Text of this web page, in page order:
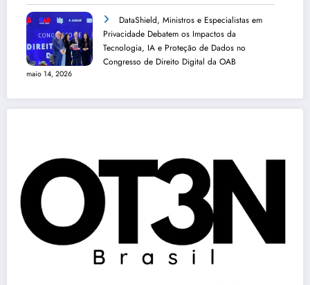
DataShield, Ministros e Especialistas em
Privacidade Debatem os Impactos da
Tecnologia, IA e Proteção de Dados no
Congresso de Direito Digital da OAB
maio 14, 2026